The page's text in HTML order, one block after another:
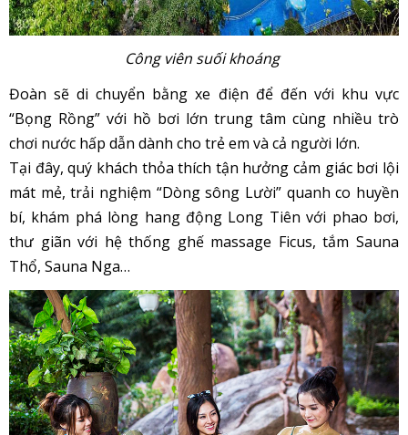
Công viên suối khoáng
Đoàn sẽ di chuyển bằng xe điện để đến với khu vực
“Bọng Rồng” với hồ bơi lớn trung tâm cùng nhiều trò
chơi nước hấp dẫn dành cho trẻ em và cả người lớn.
Tại đây, quý khách thỏa thích tận hưởng cảm giác bơi lội
mát mẻ, trải nghiệm “Dòng sông Lười” quanh co huyền
bí, khám phá lòng hang động Long Tiên với phao bơi,
thư giãn với hệ thống ghế massage Ficus, tắm Sauna
Thổ, Sauna Nga…